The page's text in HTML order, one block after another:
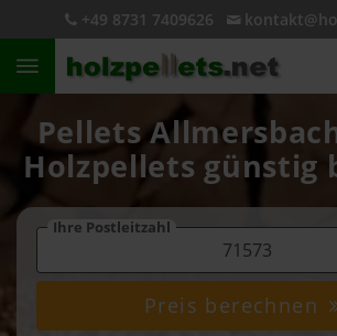
+49 8731 7409626
Pellets
Holzpellets günstig
Ihre Postleitzahl
Preis berechnen